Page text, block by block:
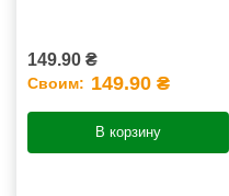
149.90 ₴
Своим: 149.90 ₴
В корзину